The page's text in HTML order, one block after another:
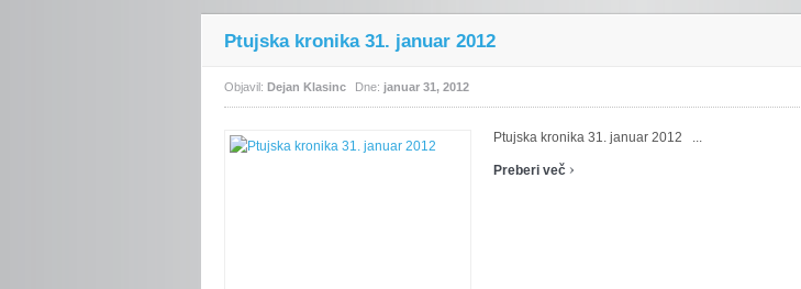
Ptujska kronika 31. januar 2012
Objavil: Dejan Klasinc Dne: januar 31, 2012
Ptujska kronika 31. januar 2012 ...
Preberi več ›